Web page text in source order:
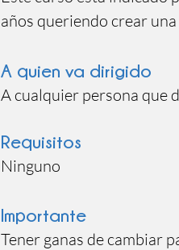
años queriendo crear
básico: respiración/
ira, de la soberbia, y
también a favorecerte en
dudes en que habrá
Te enseñaré Mindfullnes.
seas capaz de dejar la
A quien va dirigido
A cualquier persona que
Requisitos
Ninguno
Importante
Tener ganas de cambiar